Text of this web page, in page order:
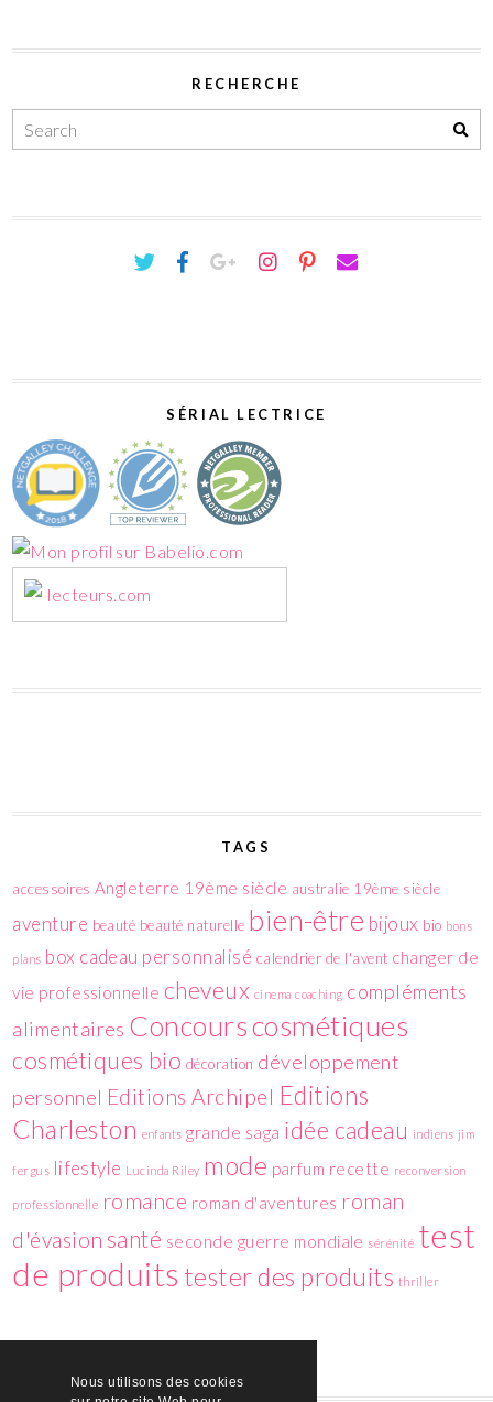
Nous utilisons des cookies
RECHERCHE
SÉRIAL LECTRICE
lecteurs.com
TAGS
accessoires Angleterre 19ème siècle australie 19ème siècle
aventure beauté beauté naturelle bien-être bijoux bio bons
plans box cadeau personnalisé calendrier de l'avent changer de
vie professionnelle cheveux cinema coaching compléments
alimentaires Concourscosmétiques
cosmétiques bio décoration développement
personnel Editions Archipel Editions
Charleston enfants grande saga idée cadeau indiens jim
fergus lifestyle Lucinda Riley mode parfum recette reconversion
professionnelle romance roman d'aventures roman
d'évasion santé seconde guerre mondiale sérénité test
de produits tester des produits thriller